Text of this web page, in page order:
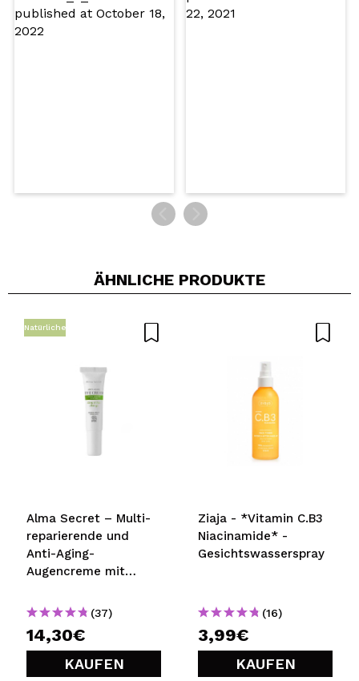
Würden Sie diesen Kauf empfehlen?
ÄHNLICHE PRODUKTE
Natürliche
Alma Secret – Multi-
reparierende und
Anti-Aging-
Augencreme mit
(37)
14,30€
KAUFEN
Ziaja - *Vitamin C.B3
Niacinamide* -
Gesichtswasserspray
(16)
3,99€
KAUFEN